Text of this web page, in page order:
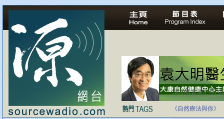
法治社會並不等同
自家教育合法化-
《自然療法與你》